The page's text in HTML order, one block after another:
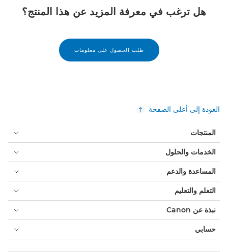
هل ترغب في معرفة المزيد عن هذا المنتج؟
طلب الحصول على معلومات
العودة إلى أعلى الصفحة
المنتجات
الخدمات والحلول
المساعدة والدعم
التعلم والتعليم
نبذة عن Canon
حسابي